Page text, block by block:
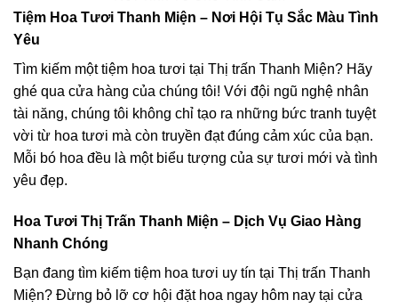
Tiệm Hoa Tươi Thanh Miện – Nơi Hội Tụ Sắc Màu Tình
Yêu
Tìm kiếm một tiệm hoa tươi tại Thị trấn Thanh Miện? Hãy
ghé qua cửa hàng của chúng tôi! Với đội ngũ nghệ nhân
tài năng, chúng tôi không chỉ tạo ra những bức tranh tuyệt
vời từ hoa tươi mà còn truyền đạt đúng cảm xúc của bạn.
Mỗi bó hoa đều là một biểu tượng của sự tươi mới và tình
yêu đẹp.
Hoa Tươi Thị Trấn Thanh Miện – Dịch Vụ Giao Hàng
Nhanh Chóng
Bạn đang tìm kiếm tiệm hoa tươi uy tín tại Thị trấn Thanh
Miện? Đừng bỏ lỡ cơ hội đặt hoa ngay hôm nay tại cửa